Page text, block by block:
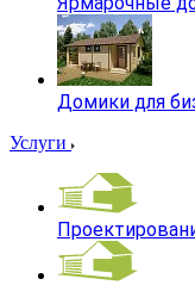
Домики для
Услуги